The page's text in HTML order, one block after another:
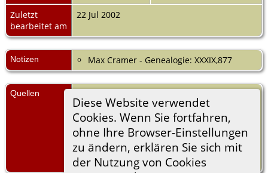
Diese Website verwendet
Cookies. Wenn Sie fortfahren,
ohne Ihre Browser-Einstellungen
zu ändern, erklären Sie sich mit
der Nutzung von Cookies
Zuletzt
bearbeitet am
22 Jul 2002
Notizen Max Cramer - Genealogie: XXXIX,877
Quellen
Duvernoy, (Herausgeber:
Kommissionsverlag von Konrad Wittwer
Erscheinungsort: Stuttgart
Erscheinungsdatum: 1909).
Max Cramer - Genealogie.